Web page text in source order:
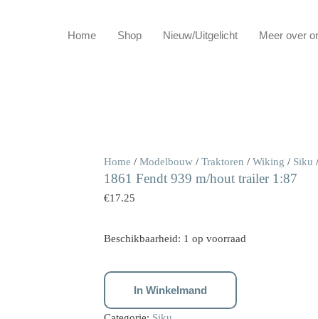
Home Shop Nieuw/Uitgelicht Meer over
Home / Modelbouw/ Traktoren / Wiking / Siku
1861 Fendt 939 m/hout trailer 1:87
€17.25
Beschikbaarheid: 1 op voorraad
1861
Fendt
939
In Winkelmand